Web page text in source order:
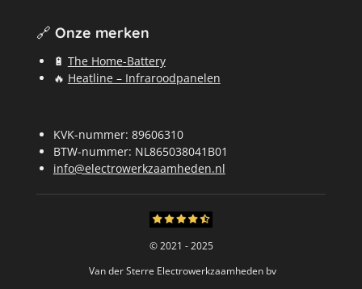
🔗 Onze merken
🔋 The Home-Battery
🔥 Heatline – Infraroodpanelen
KVK-nummer: 89606310
BTW-nummer: NL865038041B01
info@electrowerkzaamheden.nl
© 2021 - 2025
Van der Sterre Electrowerkzaamheden bv